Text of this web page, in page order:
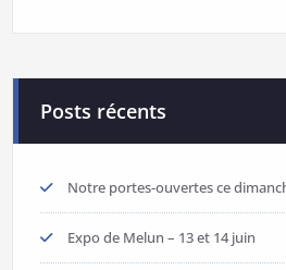
Posts récents
Notre portes-ouvertes ce
Expo de Melun – 13 et 14 juin